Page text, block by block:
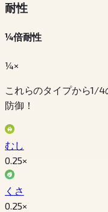
耐性
¼倍耐性
¼×
これらのタイプから1/
防御！
むし
0.25×
くさ
0.25×